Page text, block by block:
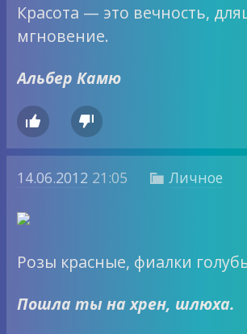
Красота — это вечность,
мгновение.
Альбер Камю
 
14.06.2012 21:05  Личное
Розы красные, фиалки
Пошла ты на хрен, шлюха.